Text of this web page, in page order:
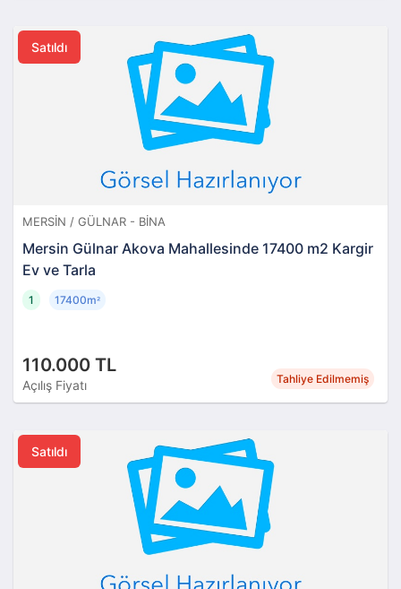
Satıldı
MERSIN / GÜLNAR - BINA
Mersin Gülnar Akova Mahallesinde 17400 m2 Kargir
Ev ve Tarla
110.000 TL
Açılış Fiyatı Tahliye Edilmemiş
1 17400m²
Satıldı